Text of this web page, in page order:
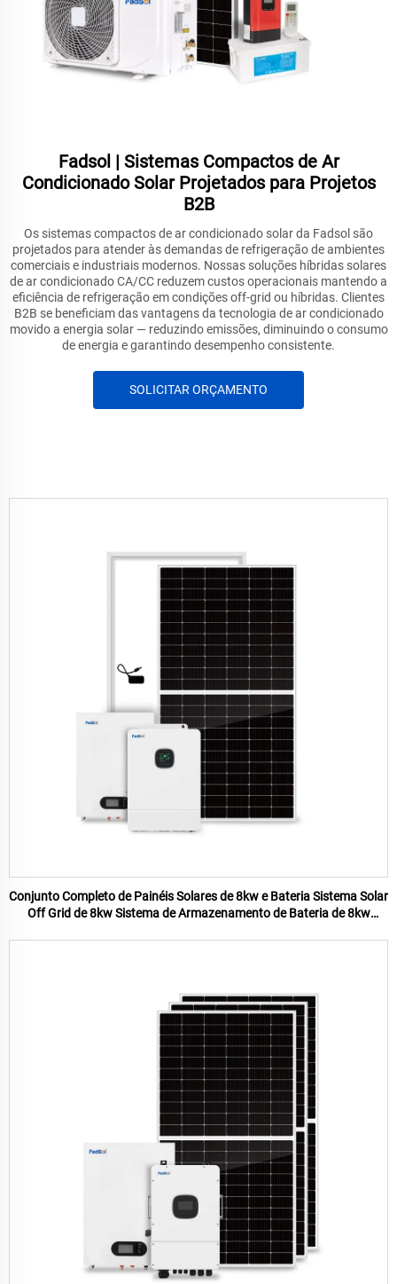
Fadsol | Sistemas Compactos de Ar
Condicionado Solar Projetados para Projetos
B2B
Os sistemas compactos de ar condicionado solar da Fadsol são
projetados para atender às demandas de refrigeração de ambientes
comerciais e industriais modernos. Nossas soluções híbridas solares
de ar condicionado CA/CC reduzem custos operacionais mantendo a
eficiência de refrigeração em condições off-grid ou híbridas. Clientes
B2B se beneficiam das vantagens da tecnologia de ar condicionado
movido a energia solar — reduzindo emissões, diminuindo o consumo
de energia e garantindo desempenho consistente.
SOLICITAR ORÇAMENTO
Conjunto Completo de Painéis Solares de 8kw e Bateria Sistema Solar
Off Grid de 8kw Sistema de Armazenamento de Bateria de 8kw